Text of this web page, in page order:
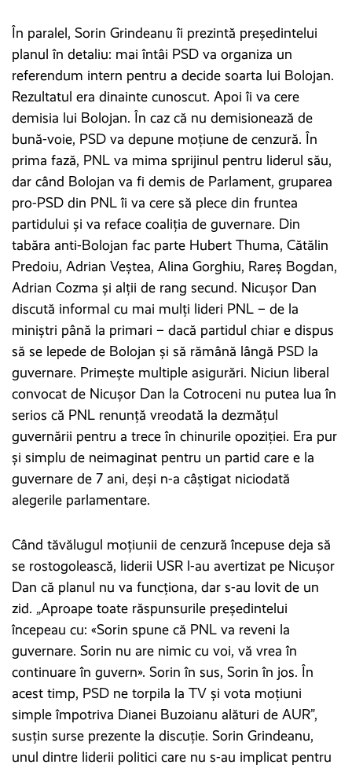
În paralel, Sorin Grindeanu îi prezintă președintelui
planul în detaliu: mai întâi PSD va organiza un
referendum intern pentru a decide soarta lui Bolojan.
Rezultatul era dinainte cunoscut. Apoi îi va cere
demisia lui Bolojan. În caz că nu demisionează de
bună-voie, PSD va depune moțiune de cenzură. În
prima fază, PNL va mima sprijinul pentru liderul său,
dar când Bolojan va fi demis de Parlament, gruparea
pro-PSD din PNL îi va cere să plece din fruntea
partidului și va reface coaliția de guvernare. Din
tabăra anti-Bolojan fac parte Hubert Thuma, Cătălin
Predoiu, Adrian Veștea, Alina Gorghiu, Rareș Bogdan,
Adrian Cozma și alții de rang secund. Nicușor Dan
discută informal cu mai mulți lideri PNL – de la
miniștri până la primari – dacă partidul chiar e dispus
să se lepede de Bolojan și să rămână lângă PSD la
guvernare. Primește multiple asigurări. Niciun liberal
convocat de Nicușor Dan la Cotroceni nu putea lua în
serios că PNL renunță vreodată la dezmățul
guvernării pentru a trece în chinurile opoziției. Era pur
și simplu de neimaginat pentru un partid care e la
guvernare de 7 ani, deși n-a câștigat niciodată
alegerile parlamentare.
Când tăvălugul moțiunii de cenzură începuse deja să
se rostogolească, liderii USR l-au avertizat pe Nicușor
Dan că planul nu va funcționa, dar s-au lovit de un
zid. „Aproape toate răspunsurile președintelui
începeau cu: «Sorin spune că PNL va reveni la
guvernare. Sorin nu are nimic cu voi, vă vrea în
continuare în guvern». Sorin în sus, Sorin în jos. În
acest timp, PSD ne torpila la TV și vota moțiuni
simple împotriva Dianei Buzoianu alături de AUR”,
susțin surse prezente la discuție. Sorin Grindeanu,
unul dintre liderii politici care nu s-au implicat pentru